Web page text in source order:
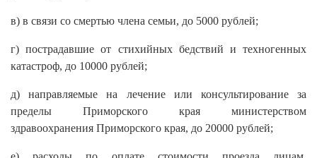
в) в связи со смертью члена семьи, до 5000 рублей;
г) пострадавшие от стихийных бедствий и техногенных
катастроф, до 10000 рублей;
д) направляемые на лечение или консультирование за
пределы Приморского края министерством
здравоохранения Приморского края, до 20000 рублей;